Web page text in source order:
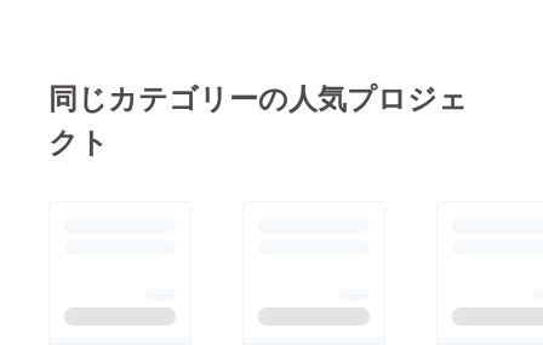
同じカテゴリーの人気プロジェ
クト